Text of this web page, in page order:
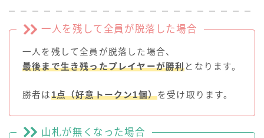
一人を残して全員が脱落した場合
一人を残して全員が脱落した場合、
最後まで生き残ったプレイヤーが勝利となります。
勝者は1点（好意トークン1個）を受け取ります。
山札が無くなった場合